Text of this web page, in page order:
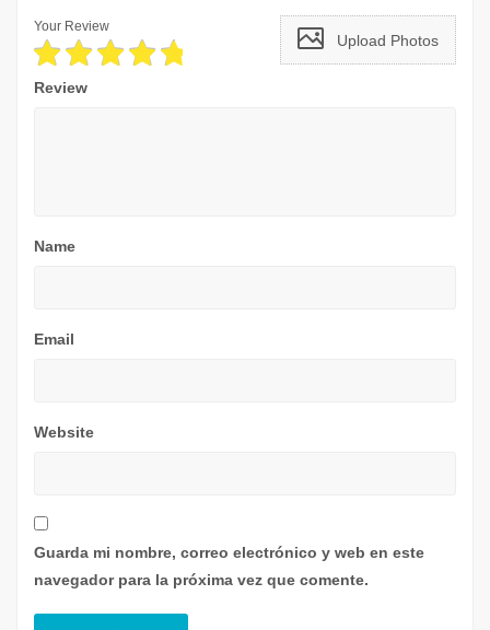
Your Review
Upload Photos
Review
Name
Email
Website
Guarda mi nombre, correo electrónico y web en este
navegador para la próxima vez que comente.